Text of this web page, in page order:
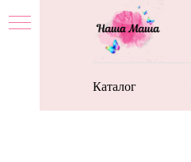
Каталог